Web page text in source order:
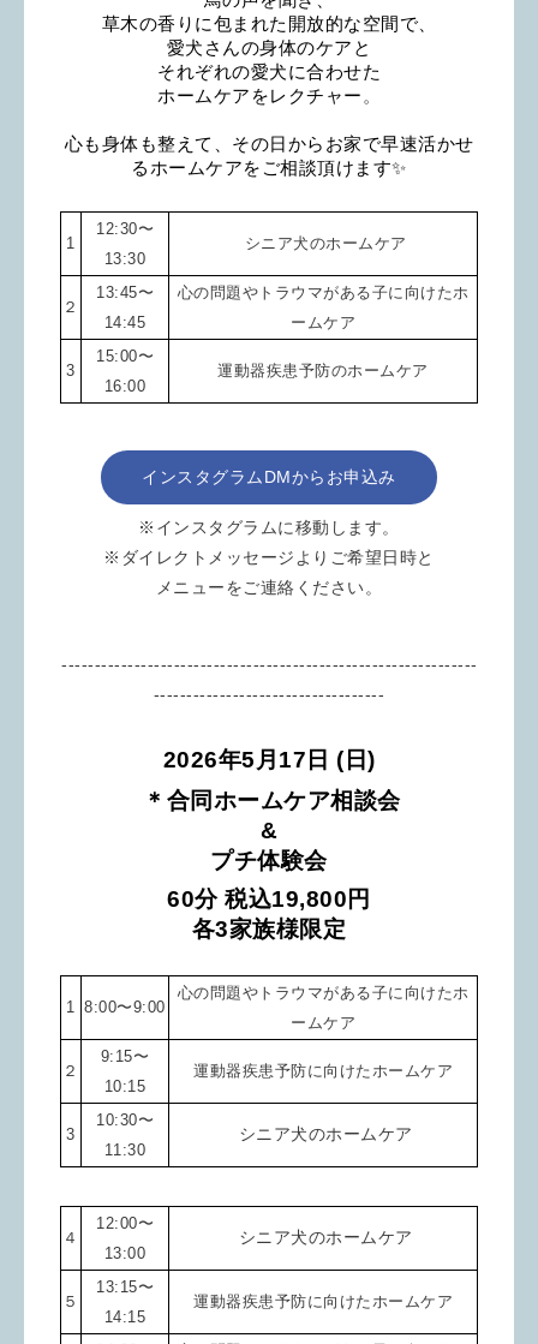
草木の香りに包まれた開放的な空間で、
愛犬さんの身体のケアと
それぞれの愛犬に合わせた
ホームケアをレクチャー 。
心も身体も整えて、その日からお家で早速活かせ
るホームケアをご相談頂けます✨
1
12:30〜
13:30
シニア犬のホームケア
２
13:45〜
14:45
心の問題やトラウマがある子に向けたホ
ームケア
3
15:00〜
16:00
運動器疾患予防のホームケア
インスタグラムDMからお申込み
※インスタグラムに移動します。
※ダイレクトメッセージよりご希望日時と
メニューをご連絡ください。
⁡---------------------------------------------------------------
-----------------------------------
2026年5月17日 (日)
＊ 合同ホームケア相談会
&
プチ体験会
60分 税込19,800 円
各3家族様限定
1 8:00〜9:00
心の問題やトラウマがある子に向けたホ
ームケア
２
9:15〜
10:15
運動器疾患予防に向けたホームケア
3
10:30〜
11:30
シニア犬のホームケア
４
12:00〜
13:00
シニア犬のホームケア
５
13:15〜
14:15
運動器疾患予防に向けたホームケア